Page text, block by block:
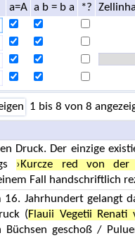
a=A a b = b a *?
1 bis 8 von 8
Druck. Der einzige
›Kurcze red von der
Fall handschriftlich
Jahrhundert gelangt
(Flauii Vegetii
geschoß /